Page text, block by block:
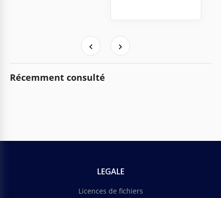
Récemment consulté
LEGALE
Licences de fichiers